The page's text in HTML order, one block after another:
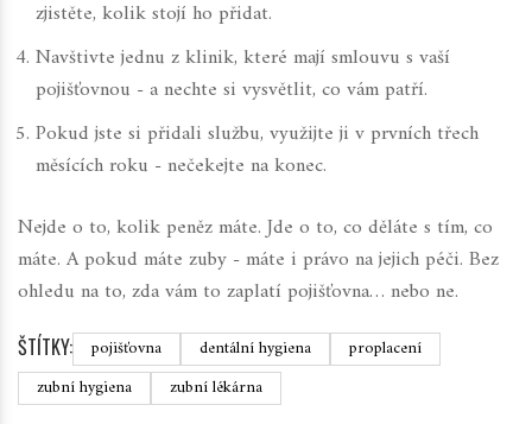
zjistěte, kolik stojí ho přidat.
Navštivte jednu z klinik, které mají smlouvu s vaší
pojišťovnou - a nechte si vysvětlit, co vám patří.
Pokud jste si přidali službu, využijte ji v prvních třech
měsících roku - nečekejte na konec.
Nejde o to, kolik peněz máte. Jde o to, co děláte s tím, co
máte. A pokud máte zuby - máte i právo na jejich péči. Bez
ohledu na to, zda vám to zaplatí pojišťovna… nebo ne.
ŠTÍTKY: pojišťovna dentální hygiena
proplacení
zubní hygiena
zubní lékárna